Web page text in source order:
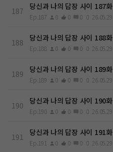
187 당신과 나의 답장 사이 187화
Ep.187 0 0 0 0 26.05.29
188 당신과 나의 답장 사이 188화
Ep.188 0 0 0 0 26.05.29
189 당신과 나의 답장 사이 189화
Ep.189 0 0 0 0 26.05.29
190 당신과 나의 답장 사이 190화
Ep.190 0 0 0 0 26.05.29
191 당신과 나의 답장 사이 191화
Ep.191 0 0 0 0 26.05.29